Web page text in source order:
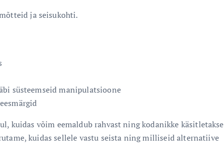
ja seisukohti.
süsteemseid manipulatsioone
kuidas võim eemaldub rahvast ning kodanikke käsitletakse
kuidas sellele vastu seista ning milliseid alternatiive